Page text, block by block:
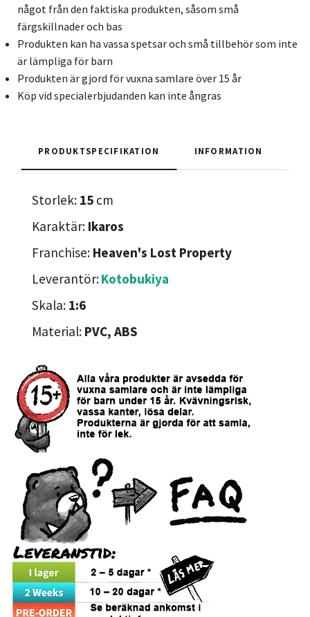
något från den faktiska produkten, såsom små
färgskillnader och bas
Produkten kan ha vassa spetsar och små tillbehör som inte
är lämpliga för barn
Produkten är gjord för vuxna samlare över 15 år
Köp vid specialerbjudanden kan inte ångras
PRODUKTSPECIFIKATION INFORMATION
Storlek: 15 cm
Karaktär: Ikaros
Franchise: Heaven's Lost Property
Leverantör:Kotobukiya
Skala: 1:6
Material: PVC, ABS